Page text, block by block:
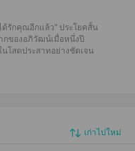
ด้รักคุณอีกแล้ว" ประโยคสั้น
กของอภิวัฒน์เมื่อหนึ่งปี
โสตประสาทอย่างชัดเจน
ให้วุ่นวาย มีเพียงความ
ราศจากเยื่อใย และความ
อบครัวซึ่งยี่หวาเฝ้า
เก่าไปใหม่